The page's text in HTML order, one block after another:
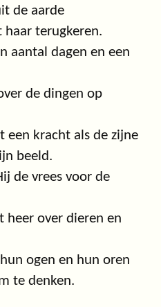
de aarde
terugkeren.
aantal dagen en een
de dingen op
een kracht als de zijne
beeld.
de vrees voor de
heer over dieren en
ogen en hun oren
te denken.